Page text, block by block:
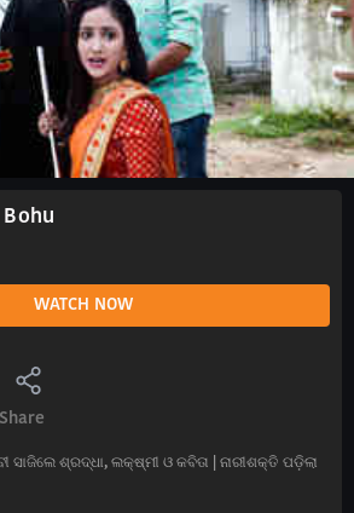
Bohu
WATCH NOW
Share
ସାଜିଲେ ଶ୍ରଦ୍ଧା, ଲକ୍ଷ୍ମୀ ଓ କବିତା | ନାରୀଶକ୍ତି ପଡ଼ିଲା